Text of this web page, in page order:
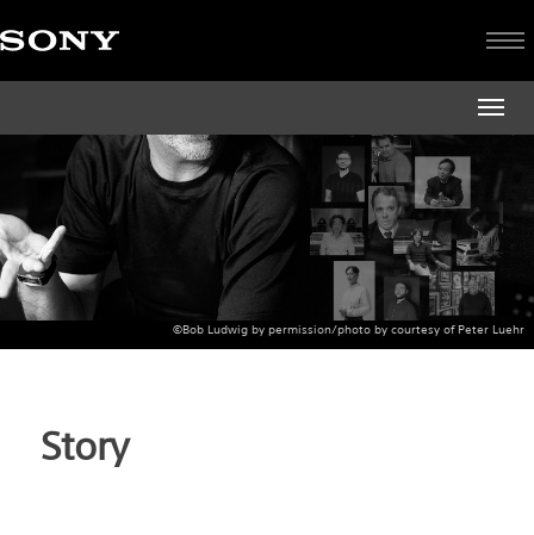
Story
©Bob Ludwig by permission/photo by courtesy of Peter Luehr